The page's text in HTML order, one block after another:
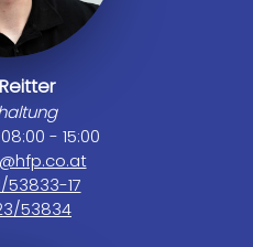
- 15:00
53833-17
53834